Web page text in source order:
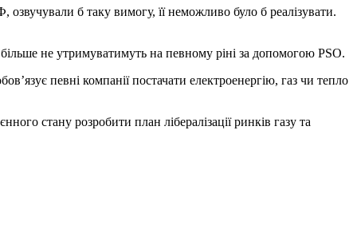
б таку вимогу, її неможливо було б реалізувати.
не утримуватимуть на певному ріні за допомогою PSO.
певні компанії постачати електроенергію, газ чи тепло
стану розробити план лібералізації ринків газу та